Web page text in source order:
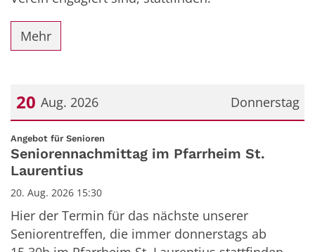
Mehr
Donnerstag
20 Aug. 2026
Datum: 20. August 2026
Angebot für Senioren
Seniorennachmittag im Pfarrheim St.
Laurentius
20. Aug. 2026 15:30
Hier der Termin für das nächste unserer
Seniorentreffen, die immer donnerstags ab